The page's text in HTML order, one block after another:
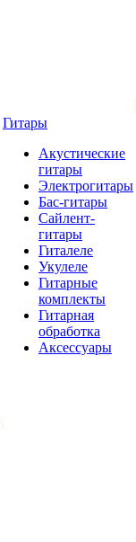
Гитары
Акустические
гитары
Электрогитары
Бас-гитары
Сайлент-
гитары
Гиталеле
Укулеле
Гитарные
комплекты
Гитарная
обработка
Аксессуары